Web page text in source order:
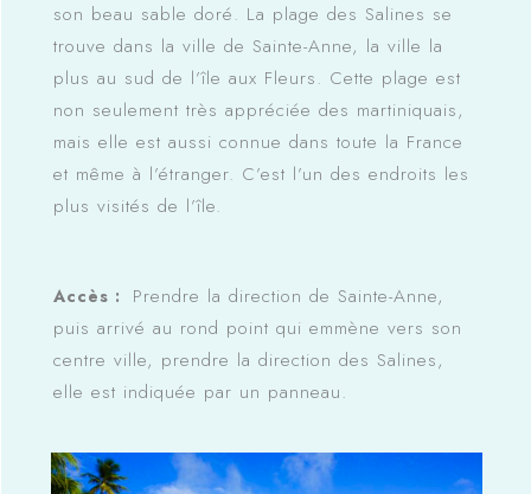
son beau sable doré. La plage des Salines se
trouve dans la ville de Sainte-Anne, la ville la
plus au sud de l’île aux Fleurs. Cette plage est
non seulement très appréciée des martiniquais,
mais elle est aussi connue dans toute la France
et même à l’étranger. C’est l’un des endroits les
plus visités de l’île.
Accès : Prendre la direction de Sainte-Anne,
puis arrivé au rond point qui emmène vers son
centre ville, prendre la direction des Salines,
elle est indiquée par un panneau.